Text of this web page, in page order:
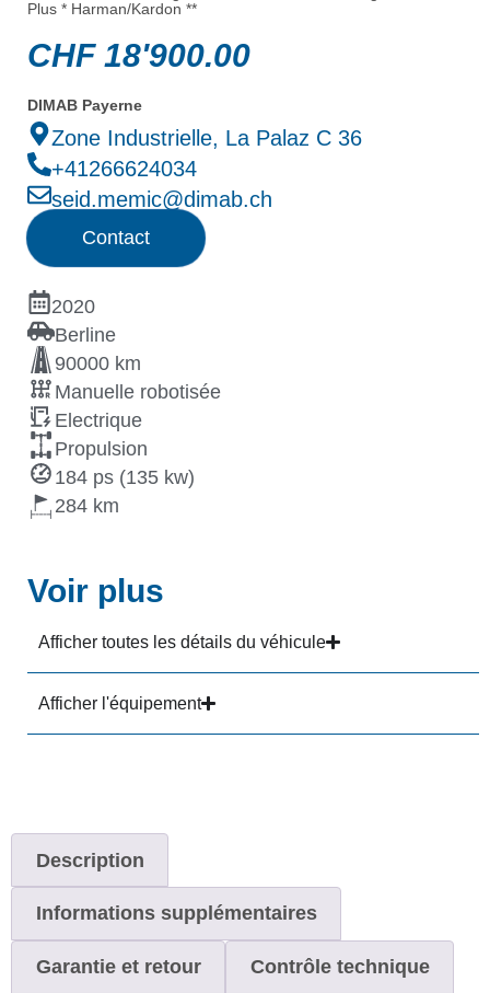
Plus * Harman/Kardon **
CHF18'900.00
DIMAB Payerne
Zone Industrielle, La Palaz C 36
+41266624034
seid.memic@dimab.ch
Contact
2020
Berline
90000 km
Manuelle robotisée
Electrique
Propulsion
184 ps (135 kw)
284
Voir plus
Afficher toutes les détails du véhicule
Afficher l'équipement
Description
Informations supplémentaires
Garantie et retour Contrôle technique